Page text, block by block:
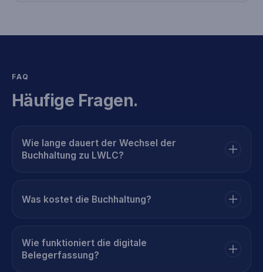
FAQ
Häufige Fragen.
Wie lange dauert der Wechsel der
Buchhaltung zu LWLC?
Was kostet die Buchhaltung?
Wie funktioniert die digitale
Belegerfassung?